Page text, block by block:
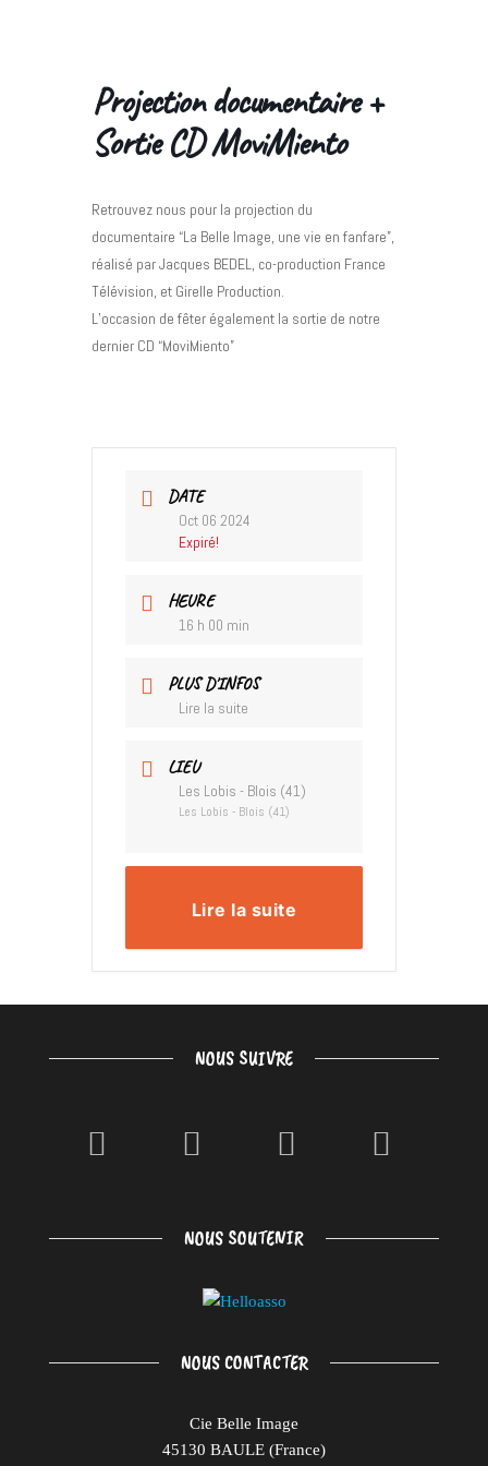
Projection documentaire +
Sortie CD MoviMiento
Retrouvez nous pour la projection du
documentaire “La Belle Image, une vie en fanfare”,
réalisé par Jacques BEDEL, co-production France
Télévision, et Girelle Production.
L’occasion de fêter également la sortie de notre
dernier CD “MoviMiento”
DATE
Oct 06 2024
Expiré!
HEURE
16 h 00 min
PLUS D'INFOS
Lire la suite
LIEU
Les Lobis - Blois (41)
Les Lobis - Blois (41)
Lire la suite
NOUS SUIVRE
NOUS SOUTENIR
NOUS CONTACTER
Cie Belle Image
45130 BAULE (France)